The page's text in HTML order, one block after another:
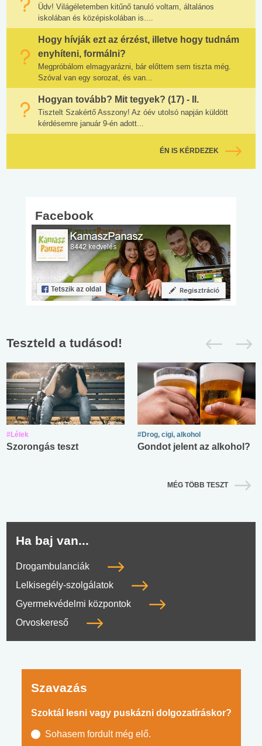
Üdv! Világéletemben kitűnő tanuló voltam, általános
iskolában és középiskolában is....
Hogy hívják ezt az érzést, illetve hogy tudnám
enyhíteni, formálni?
Megpróbálom elmagyarázni, bár előttem sem tiszta még.
Szóval van egy sorozat, és van...
Hogyan tovább? Mit tegyek? (17) - II.
Tisztelt Szakértő Asszony! Az óév utolsó napján küldött
kérdésemre január 9-én adott...
ÉN IS KÉRDEZEK
Facebook
Teszteld a tudásod!
#Lélek
Szorongás teszt
#Drog, cigi, alkohol
Gondot jelent az alkohol?
MÉG TÖBB TESZT
Ha baj van...
Drogambulanciák
Lelkisegély-szolgálatok
Gyermekvédelmi központok
Orvoskereső
Szavazás
Szoktál lesni vagy puskázni dolgozatíráskor?
Sohasem fordult még elő.